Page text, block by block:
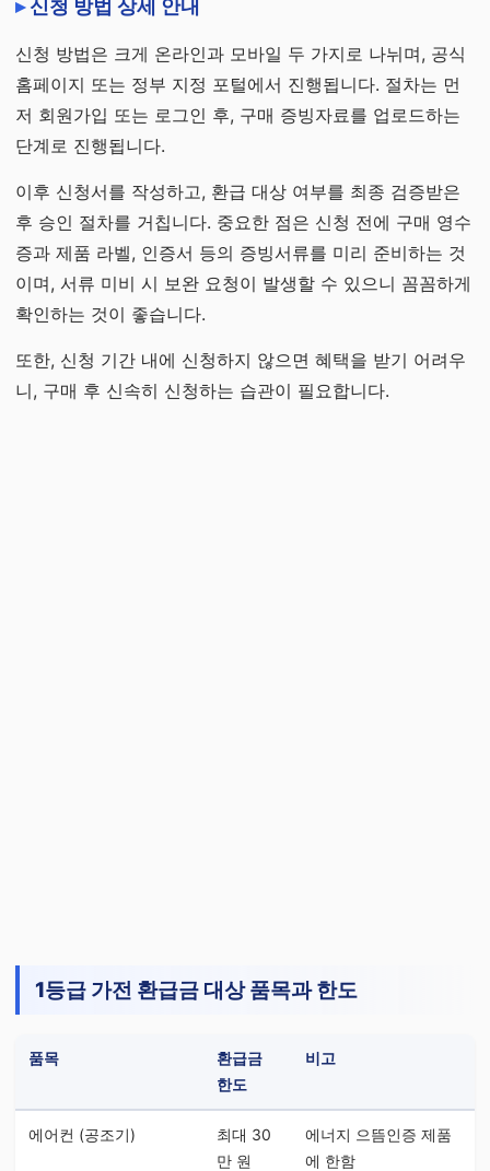
신청 방법 상세 안내
신청 방법은 크게 온라인과 모바일 두 가지로 나뉘며, 공식
홈페이지 또는 정부 지정 포털에서 진행됩니다. 절차는 먼
저 회원가입 또는 로그인 후, 구매 증빙자료를 업로드하는
단계로 진행됩니다.
이후 신청서를 작성하고, 환급 대상 여부를 최종 검증받은
후 승인 절차를 거칩니다. 중요한 점은 신청 전에 구매 영수
증과 제품 라벨, 인증서 등의 증빙서류를 미리 준비하는 것
이며, 서류 미비 시 보완 요청이 발생할 수 있으니 꼼꼼하게
확인하는 것이 좋습니다.
또한, 신청 기간 내에 신청하지 않으면 혜택을 받기 어려우
니, 구매 후 신속히 신청하는 습관이 필요합니다.
1등급 가전 환급금 대상 품목과 한도
품목
환급금
한도
비고
에어컨 (공조기)
최대 30
만 원
에너지 으뜸인증 제품
에 한함